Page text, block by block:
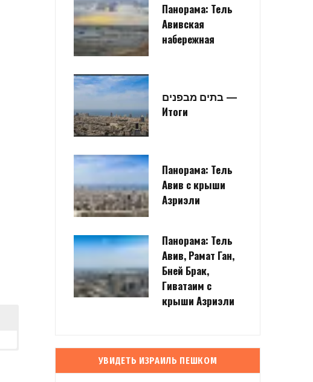
Панорама: Тель
Авивская
набережная
בתים מבפנים —
Итоги
Панорама: Тель
Авив с крыши
Азриэли
Панорама: Тель
Авив, Рамат Ган,
Бней Брак,
Гиватаим с
крыши Азриэли
УВИДЕТЬ ИЗРАИЛЬ ПЕШКОМ